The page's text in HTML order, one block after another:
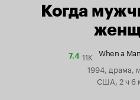
Когда
7.4Рейтинг
Кинопоиска
11K When a
1994, драма,
США, 2 ч 6